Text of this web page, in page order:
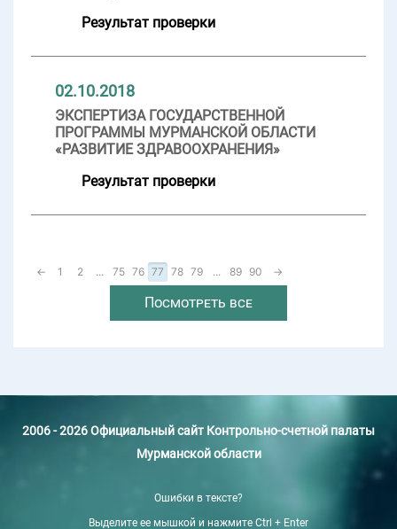
Результат проверки
02.10.2018
ЭКСПЕРТИЗА ГОСУДАРСТВЕННОЙ
ПРОГРАММЫ МУРМАНСКОЙ ОБЛАСТИ
«РАЗВИТИЕ ЗДРАВООХРАНЕНИЯ»
Результат проверки
← 1 2 ... 75 76 77 78 79 ... 89 90 →
Посмотреть все
2006 - 2026 Официальный сайт Контрольно-счетной палаты
Мурманской области
Ошибки в тексте?
Выделите ее мышкой и нажмите Ctrl + Enter